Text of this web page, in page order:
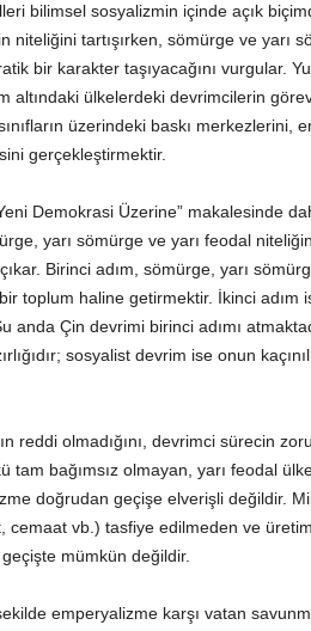
bilimsel sosyalizmin içinde açık
niteliğini tartışırken, sömürge ve yarı
bir karakter taşıyacağını vurgular.
altındaki ülkelerdeki devrimcilerin
üzerindeki baskı merkezlerini,
gerçekleştirmektir.
Demokrasi Üzerine” makalesinde
yarı sömürge ve yarı feodal
Birinci adım, sömürge, yarı
toplum haline getirmektir. İkinci adım
anda Çin devrimi birinci adımı
sosyalist devrim ise onun
reddi olmadığını, devrimci sürecin
tam bağımsız olmayan, yarı feodal
doğrudan geçişe elverişli değildir.
vb.) tasfiye edilmeden ve
geçişte mümkün değildir.
emperyalizme karşı vatan